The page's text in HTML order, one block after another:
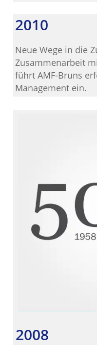
2010
Neue Wege in die
Zusammenarbeit
führt AMF-Bruns
Management ein.
2008